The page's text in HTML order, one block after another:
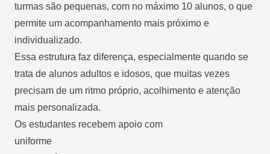
turmas são pequenas, com no máximo 10 alunos, o que
permite um acompanhamento mais próximo e
individualizado.
Essa estrutura faz diferença, especialmente quando se
trata de alunos adultos e idosos, que muitas vezes
precisam de um ritmo próprio, acolhimento e atenção
mais personalizada.
Os estudantes recebem apoio com
uniforme